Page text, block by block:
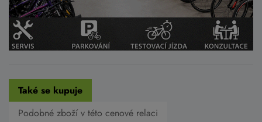
Také se kupuje
Podobné zboží v této cenové relaci